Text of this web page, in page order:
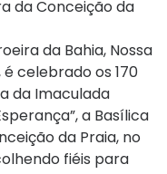
da Conceição da
da Bahia, Nossa
celebrado os 170
da Imaculada
a Basílica
da Praia, no
fiéis para